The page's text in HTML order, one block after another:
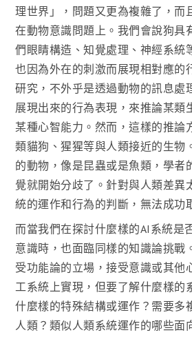
理世界」，問題又更為複雜了，而
在動物意識問題上。我們會說狗具
們眼睛構造、知覺處理、神經系統
也因為外在的刺激而展現相對應的
研究，不外乎是透過動物的訊息處
展現出來的行為表現，來推論某類
某種心智能力。然而，這樣的推論
類貓狗、猩猩等與人類接近的生物
的動物，像是昆蟲或是魚類，學者
覺就開始分歧了。針對與人類差異
統的運作和行為的判斷，無法成功
而當我們在探討什麼樣的AI系統是
意識時，也面臨同樣的知識論挑戰
受功能論的立場，接受意識或其他
工系統上實現，但要了解什麼樣的
什麼樣的特殊結構或運作？需要多
人類？類似人類系統運作的哪些面